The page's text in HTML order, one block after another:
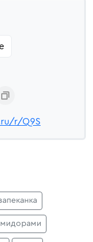
r/Q9S